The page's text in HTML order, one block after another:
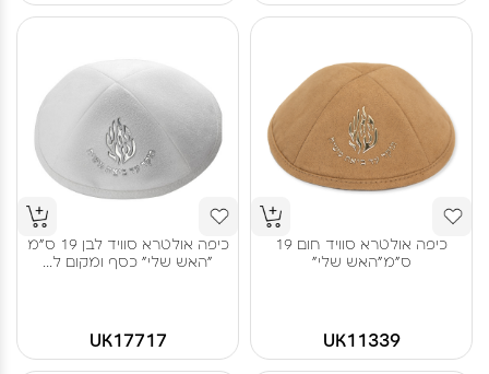
כיפה אולטרא סוויד חום 19
ס"מ"האש שלי"
UK11339
כיפה אולטרא סוויד לבן 19 ס"מ
"האש שלי" כסף ומקום ל...
UK17717